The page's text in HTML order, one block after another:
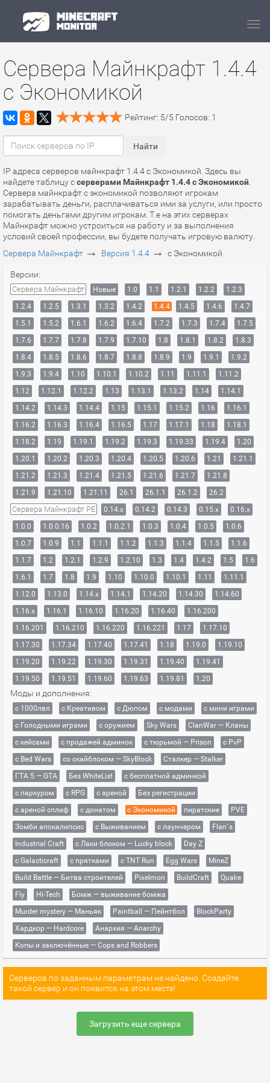
Сервера Майнкрафт 1.4.4
с Экономикой
Рейтинг: 5/5 Голосов: 1
IP адреса серверов майнкрафт 1.4.4 с Экономикой. Здесь вы
найдете таблицу ссерверами Майнкрафт 1.4.4 с Экономикой
Сервера майнкрафт с экономикой позволяют игрокам
зарабатывать деньги, расплачиваться ими за услуги, или просто
помогать деньгами другим игрокам. Т.е на этих серверах
Майнкрафт можно устроиться на работу и за выполнения
условий своей профессии, вы будете получать игровую валюту.
Сервера Майнкрафт → Версия 1.4.4 → с Экономикой
Версии:
Сервера Майнкрафт Новые 1.0 1.1 1.2.1 1.2.2
1.2.3
1.2.4
1.2.5 1.3.1 1.3.2 1.4.2 1.4.4 1.4.5 1.4.6
1.4.7
1.5.1
1.5.2 1.6.1 1.6.2 1.6.4 1.7.2 1.7.3 1.7.4
1.7.5
1.7.6
1.7.7 1.7.8 1.7.9 1.7.10 1.8 1.8.1 1.8.2
1.8.3
1.8.4
1.8.5 1.8.6 1.8.7 1.8.8 1.8.9 1.9 1.9.1
1.9.2
1.9.3
1.9.4 1.10 1.10.1 1.10.2 1.11 1.11.1
1.11.2
1.12
1.12.1 1.12.2 1.13 1.13.1 1.13.2 1.14
1.14.1
1.14.2
1.14.3 1.14.4 1.15 1.15.1 1.15.2 1.16
1.16.1
1.16.2
1.16.3 1.16.4 1.16.5 1.17 1.17.1 1.18
1.18.1
1.18.2
1.19 1.19.1 1.19.2 1.19.3 1.19.33 1.19.4
1.20
1.20.1
1.20.2 1.20.3 1.20.4 1.20.5 1.20.6 1.21
1.21.1
1.21.2
1.21.3 1.21.4 1.21.5 1.21.6 1.21.7
1.21.8
1.21.9
1.21.10 1.21.11 26.1 26.1.1 26.1.2 26.2
Сервера Майнкрафт PE 0.14.x 0.14.2 0.14.3 0.15.x
0.16.x
1.0.0
1.0.0.16 1.0.2 1.0.2.1 1.0.3 1.0.4 1.0.5
1.0.6
1.0.7
1.0.9 1.1 1.1.1 1.1.2 1.1.3 1.1.4 1.1.5
1.1.6
1.1.7
1.2 1.2.1 1.2.9 1.2.10 1.3 1.4 1.4.2 1.5
1.6
1.6.1
1.7 1.8 1.9 1.10 1.10.0 1.10.1 1.11
1.11.1
1.12.0
1.13.0 1.14.x 1.14.1 1.14.20 1.14.30
1.14.60
1.16.x
1.16.1 1.16.10 1.16.20 1.16.40
1.16.200
1.16.201
1.16.210 1.16.220 1.16.221 1.17
1.17.10
1.17.30
1.17.34 1.17.40 1.17.41 1.18 1.19.0
1.19.10
1.19.20
1.19.22 1.19.30 1.19.31 1.19.40
1.19.41
1.19.50
1.19.51 1.19.60 1.19.63 1.19.81 1.20
Моды и дополнения:
с 1000лвл c Креативом с Дюпом с модами
с мини играми
с Голодными играми
с оружием Sky Wars
ClanWar — Кланы
с кейсами
с продажей админок с тюрьмой — Prison
с PvP
с Bed Wars
со скайблоком — SkyBlock
Сталкер — Stalker
ГТА 5 — GTA
Без WhiteList
с бесплатной админкой
с паркуром
с RPG с ареной
Без регистрации
с ареной сплиф
с донатом с Экономикой пиратские
PVE
Зомби апокалипсис
с Выживанием с лаунчером
Flan`s
Industrial Craft
с Лаки блоком — Lucky block
Day Z
с Galacticraft
с прятками с TNT Run Egg Wars
MineZ
Build Battle — Битва строителей
Pixelmon BuildCraft
Quake
Fly
Hi-Tech
Бомж — выживание бомжа
Murder mystery — Маньяк
Paintball — Пейнтбол
BlockParty
Хардкор — Hardcore
Анархия — Anarchy
Копы и заключённые — Cops and Robbers
Серверов по заданным параметрам не найдено. Создайте
такой сервер и он появится на этом месте!
Загрузить еще сервера